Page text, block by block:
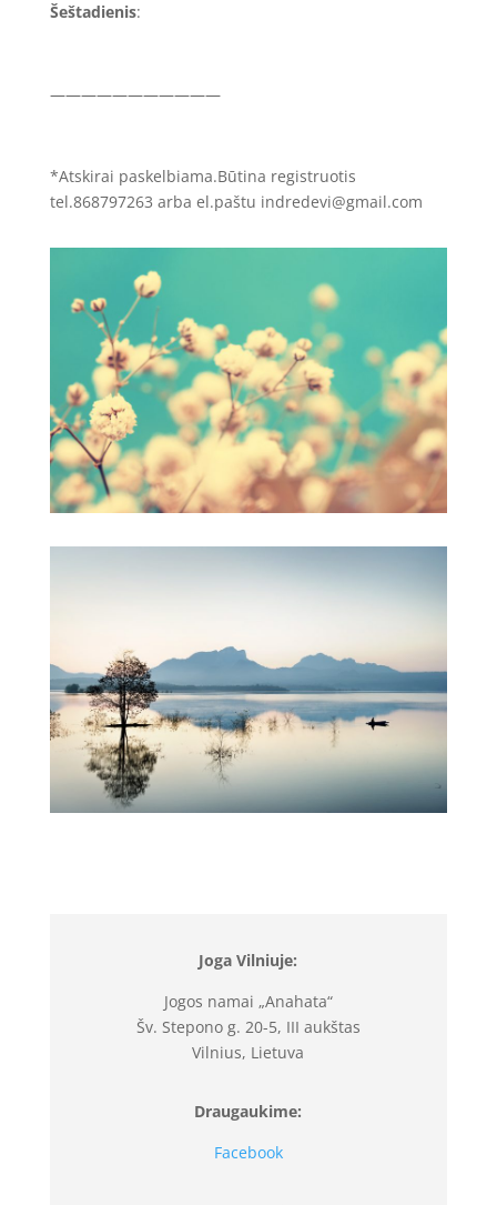
Šeštadienis:
———————————
*Atskirai paskelbiama.Būtina registruotis
tel.868797263 arba el.paštu indredevi@gmail.com
Joga Vilniuje:
Jogos namai „Anahata“
Šv. Stepono g. 20-5, III aukštas
Vilnius, Lietuva
Draugaukime:
Facebook